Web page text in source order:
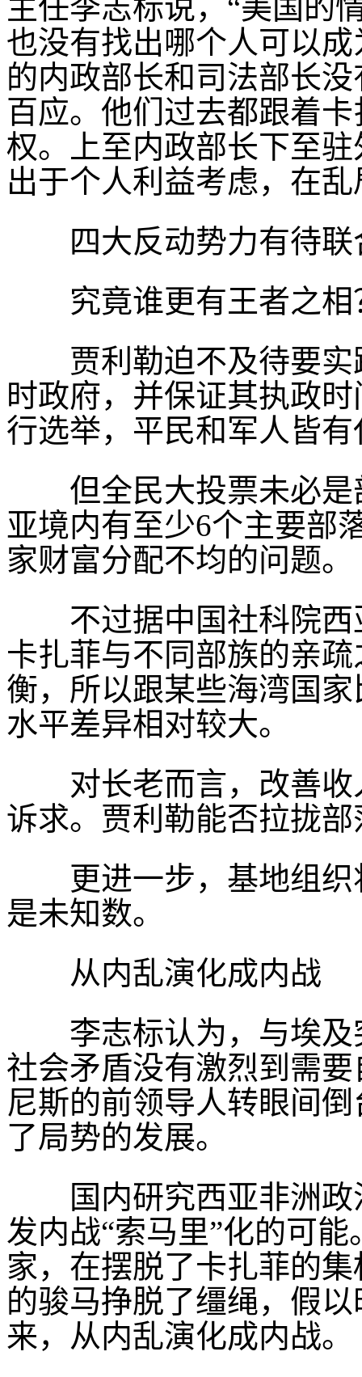
主任李志标说，“美国的
也没有找出哪个人可以
的内政部长和司法部长
百应。他们过去都跟着
权。上至内政部长下至
出于个人利益考虑，在
四大反动势力有待联
究竟谁更有王者之相
贾利勒迫不及待要实
时政府，并保证其执政
行选举，平民和军人皆
但全民大投票未必是
亚境内有至少6个主要部
家财富分配不均的问题。
不过据中国社科院西
卡扎菲与不同部族的亲
衡，所以跟某些海湾国
水平差异相对较大。
对长老而言，改善收
诉求。贾利勒能否拉拢
更进一步，基地组织
是未知数。
从内乱演化成内战
李志标认为，与埃及
社会矛盾没有激烈到需
尼斯的前领导人转眼间
了局势的发展。
国内研究西亚非洲政
发内战“索马里”化的可
家，在摆脱了卡扎菲的
的骏马挣脱了缰绳，假
来，从内乱演化成内战。